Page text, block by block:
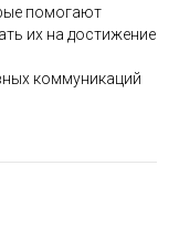
помогают
их на достижение
коммуникаций